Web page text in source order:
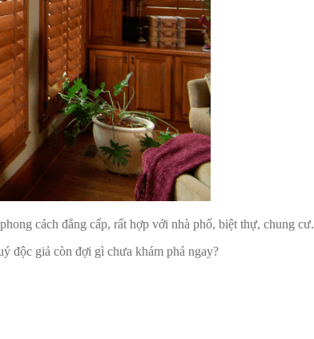
cách đẳng cấp, rất hợp với nhà phố, biệt thự, chung cư.
độc giả còn đợi gì chưa khám phá ngay?